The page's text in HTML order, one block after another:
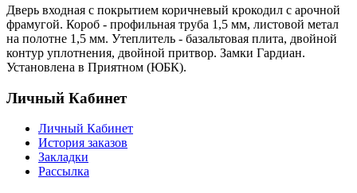
Дверь входная с покрытием коричневый крокодил с арочной
фрамугой. Короб - профильная труба 1,5 мм, листовой метал
на полотне 1,5 мм. Утеплитель - базальтовая плита, двойной
контур уплотнения, двойной притвор. Замки Гардиан.
Установлена в Приятном (ЮБК).
Личный Кабинет
Личный Кабинет
История заказов
Закладки
Рассылка